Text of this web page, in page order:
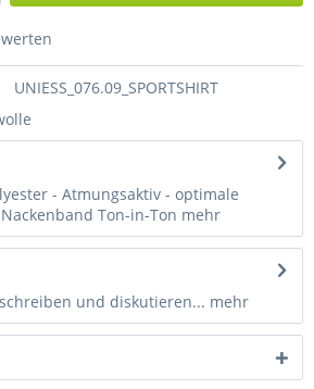
UNIESS_076.09_SPORTSHIRT
- Atmungsaktiv - optimale
Ton-in-Ton mehr
und diskutieren... mehr